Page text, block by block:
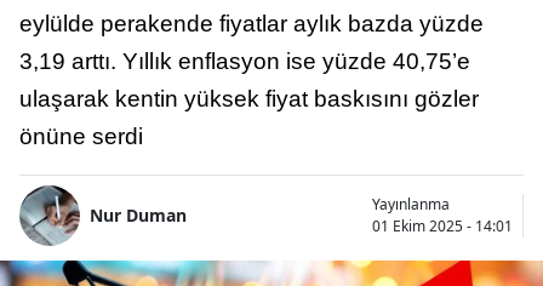
eylülde perakende fiyatlar aylık bazda yüzde
3,19 arttı. Yıllık enflasyon ise yüzde 40,75’e
ulaşarak kentin yüksek fiyat baskısını gözler
önüne serdi
Nur Duman
Yayınlanma
01 Ekim 2025 - 14:01